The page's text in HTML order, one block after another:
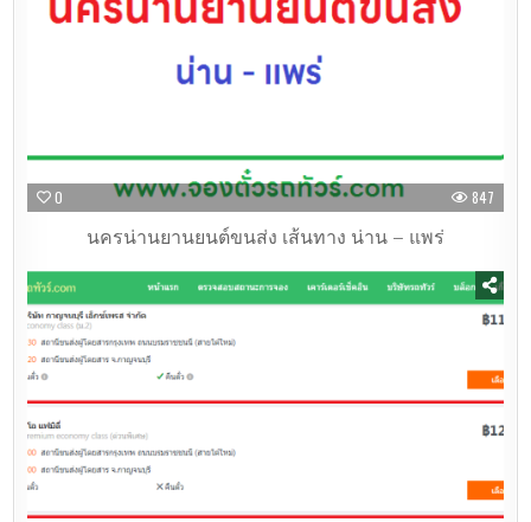
0 847
นครน่านยานยนต์ขนส่ง เส้นทาง น่าน – แพร่